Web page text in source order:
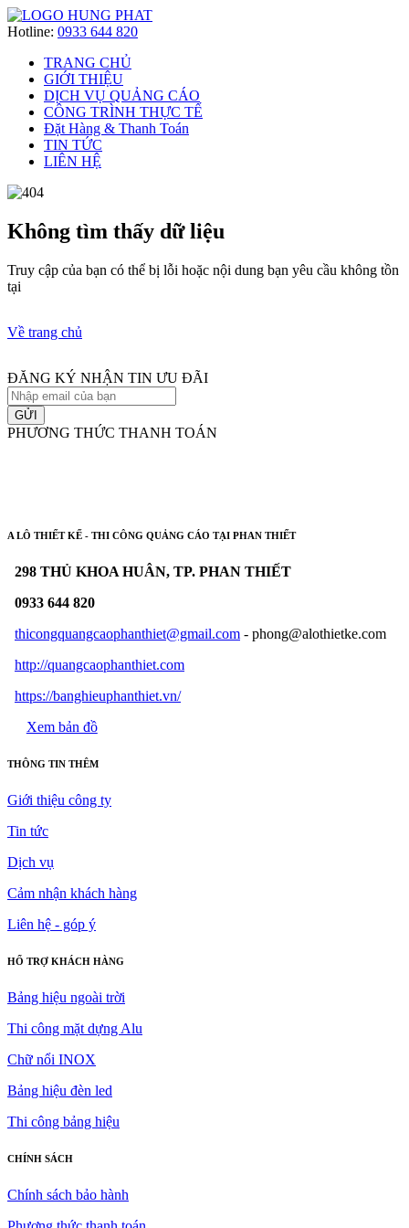
Hotline: 0933 644 820
TRANG CHỦ
GIỚI THIỆU
DỊCH VỤ QUẢNG CÁO
CÔNG TRÌNH THỰC TẾ
Đặt Hàng & Thanh Toán
TIN TỨC
LIÊN HỆ
Không tìm thấy dữ liệu
Truy cập của bạn có thể bị lỗi hoặc nội dung bạn yêu cầu không tồn
tại
Về trang chủ
ĐĂNG KÝ NHẬN TIN ƯU ĐÃI
GỬI
PHƯƠNG THỨC THANH TOÁN
A LÔ THIẾT KẾ - THI CÔNG QUẢNG CÁO TẠI PHAN THIẾT
298 THỦ KHOA HUÂN, TP. PHAN THIẾT
0933 644 820
thicongquangcaophanthiet@gmail.com - phong@alothietke.com
http://quangcaophanthiet.com
https://banghieuphanthiet.vn/
Xem bản đồ
THÔNG TIN THÊM
Giới thiệu công ty
Tin tức
Dịch vụ
Cảm nhận khách hàng
Liên hệ - góp ý
HỔ TRỢ KHÁCH HÀNG
Bảng hiệu ngoài trời
Thi công mặt dựng Alu
Chữ nổi INOX
Bảng hiệu đèn led
Thi công bảng hiệu
CHÍNH SÁCH
Chính sách bảo hành